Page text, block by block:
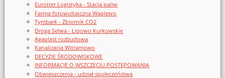
Eurotter Logistyka - Stacja paliw
Farma fotowoltaiczna Waplewo
Tymbark - Zbiornik CO2
Droga Selwa - Lipowo Kurkowskie
Agaplast rozbudowa
Kanalizacja Witramowo
DECYZJE ŚRODOWISKOWE
INFORMACJE O WSZCZĘCIU POSTĘPOWANIA
Obwieszczenia - udział społeczeństwa